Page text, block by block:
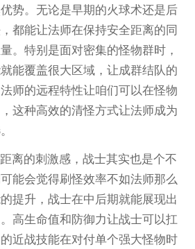
势。无论是早期的火球术还是后
都能让法师在保持安全距离的同
。特别是面对密集的怪物群时，
能覆盖很大区域，让成群结队的
师的远程特性让咱们可以在怪物
这种高效的清怪方式让法师成为
离的刺激感，战士其实也是个不
能会觉得刷怪效率不如法师那么
提升，战士在中后期就能展现出
高生命值和防御力让战士可以扛
近战技能在对付单个强大怪物时